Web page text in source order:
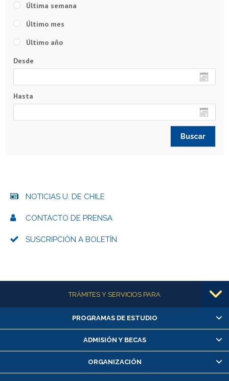
Última semana
Último mes
Último año
Desde
Hasta
NOTICIAS U. DE CHILE
CONTACTO DE PRENSA
SUSCRIPCIÓN A BOLETÍN
Más informaciónTRÁMITES Y SERVICIOS PARA
Alumnas/os y exalumnas/os
Matrícula en línea
Inscripción y cambio de asignaturas
Consulta y certificado de notas
PROGRAMAS DE ESTUDIO
ADMISIÓN Y BECAS
ORGANIZACIÓN